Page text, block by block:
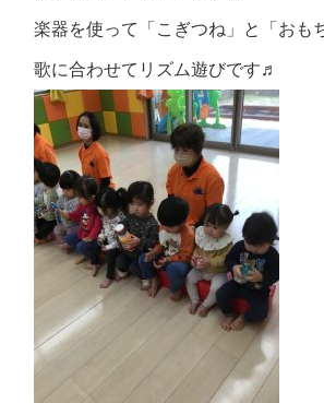
楽器を使って「こぎつね」と「おも
歌に合わせてリズム遊びです♬